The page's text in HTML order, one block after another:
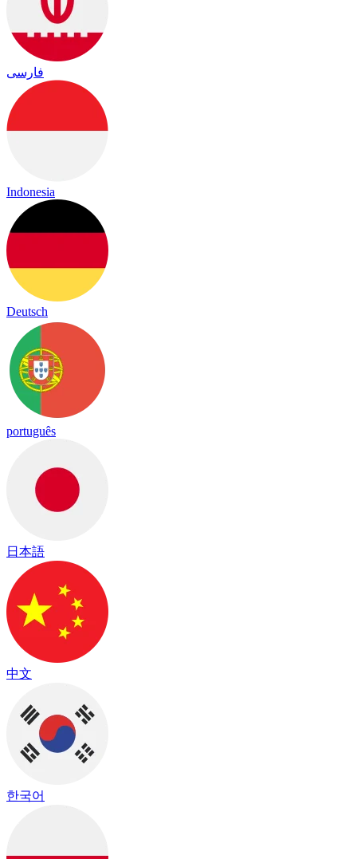
فارسی
Indonesia
Deutsch
português
日本語
中文
한국어